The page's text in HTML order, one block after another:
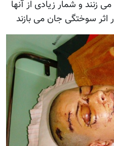
و شمار زیادی از آنها
سوختگی جان می بازند